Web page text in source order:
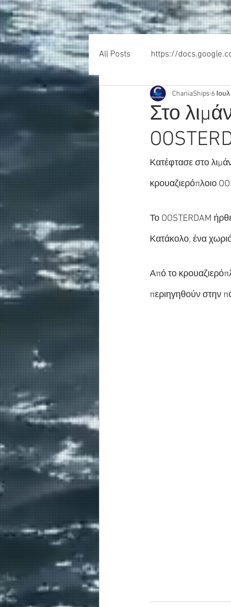
All Posts https://
Στο
ChaniaShips 6
Κατέφτασε στο
κρουαζιερόπλοιο
Το OOSTERDAM
Κατάκολο, ένα
Από το
περιηγηθούν στην